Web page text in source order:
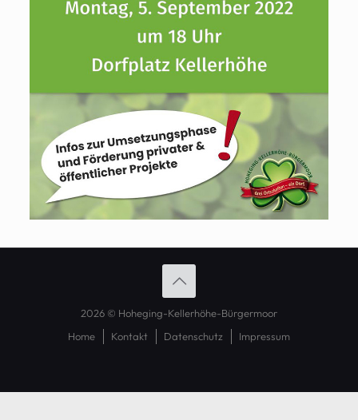
2026 © Hoheging-Kellerhöhe-Bürgermoor
Home
Kontakt Datenschutz Impressum